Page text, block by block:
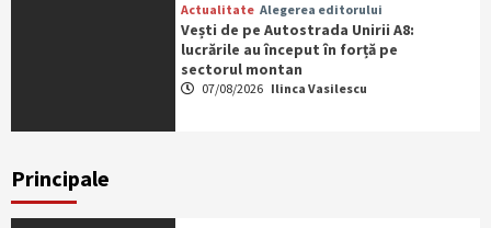
Actualitate Alegerea editorului
Vești de pe Autostrada Unirii A8:
lucrările au început în forță pe
sectorul montan
07/08/2026 Ilinca Vasilescu
Principale